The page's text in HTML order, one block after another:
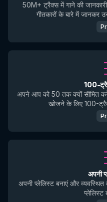
50M+ ट्रैक्स में गाने की
गीतकारों के बारे में जानकर
100-
अपने आप को 50 तक क्यों सीमित
खोजने के लिए 100-
अपनी
अपनी प्लेलिस्ट बनाएं और
प्लेलिस्ट